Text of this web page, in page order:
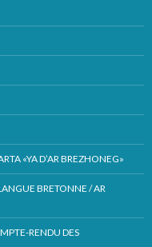
«YA D’AR BREZHONEG»
BRETONNE / AR
RENDU DES